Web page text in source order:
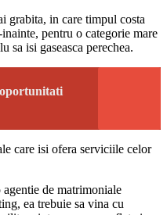
grabita, in care timpul costa
pentru o categorie mare
sa isi gaseasca perechea.
care isi ofera serviciile celor
de matrimoniale
ea trebuie sa vina cu